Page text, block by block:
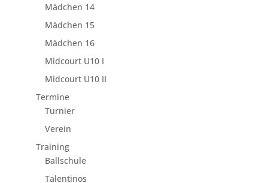
Mädchen 14
Mädchen 15
Mädchen 16
Midcourt U10 I
Midcourt U10 II
Termine
Turnier
Verein
Training
Ballschule
Talentinos